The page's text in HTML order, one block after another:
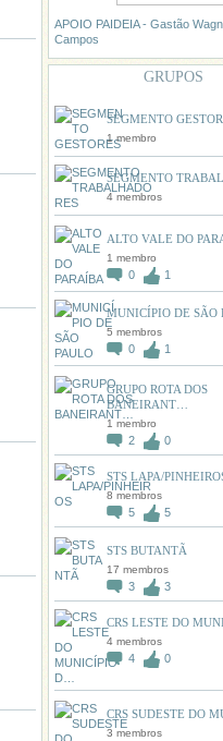
APOIO PAIDEIA - Gastão
Campos
GRUPOS
SEGMENTO
1 membro
SEGMENTO
4 membros
ALTO VALE DO
1 membro
0 1
MUNICÍPIO DE SÃO
5 membros
0 1
GRUPO ROTA DOS
BANEIRANT…
1 membro
2 0
STS LAPA/
8 membros
5 5
STS BUTANTÃ
17 membros
3 3
CRS LESTE DO
4 membros
4 0
CRS SUDESTE DO
3 membros